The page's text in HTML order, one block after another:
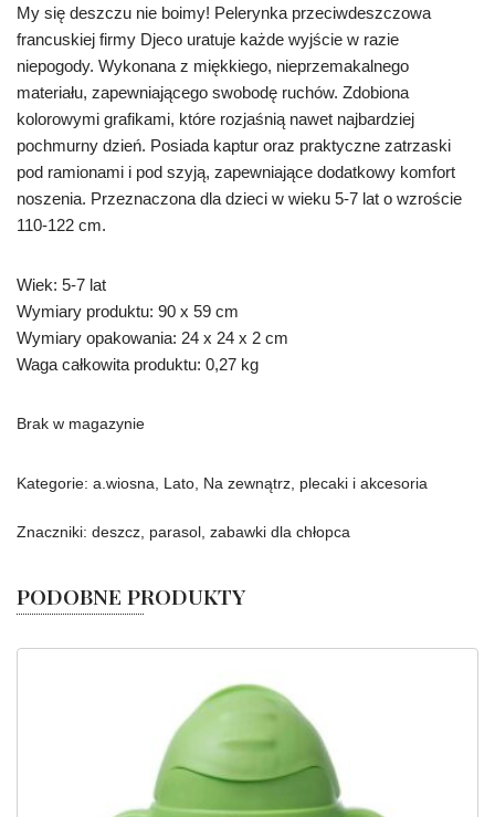
My się deszczu nie boimy! Pelerynka przeciwdeszczowa
francuskiej firmy Djeco uratuje każde wyjście w razie
niepogody. Wykonana z miękkiego, nieprzemakalnego
materiału, zapewniającego swobodę ruchów. Zdobiona
kolorowymi grafikami, które rozjaśnią nawet najbardziej
pochmurny dzień. Posiada kaptur oraz praktyczne zatrzaski
pod ramionami i pod szyją, zapewniające dodatkowy komfort
noszenia. Przeznaczona dla dzieci w wieku 5-7 lat o wzroście
110-122 cm.
Wiek: 5-7 lat
Wymiary produktu: 90 x 59 cm
Wymiary opakowania: 24 x 24 x 2 cm
Waga całkowita produktu: 0,27 kg
Brak w magazynie
Kategorie: a.wiosna, Lato, Na zewnątrz, plecaki i akcesoria
Znaczniki: deszcz, parasol , zabawki dla chłopca
PODOBNE PRODUKTY